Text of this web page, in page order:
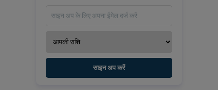
साइन अप करें